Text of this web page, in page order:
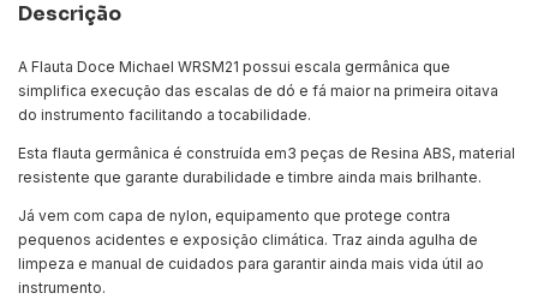
Descrição
A Flauta Doce Michael WRSM21 possui escala germânica que
simplifica execução das escalas de dó e fá maior na primeira oitava
do instrumento facilitando a tocabilidade.
Esta flauta germânica é construída em3 peças de Resina ABS, material
resistente que garante durabilidade e timbre ainda mais brilhante.
Já vem com capa de nylon, equipamento que protege contra
pequenos acidentes e exposição climática. Traz ainda agulha de
limpeza e manual de cuidados para garantir ainda mais vida útil ao
instrumento.